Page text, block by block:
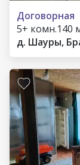
Договорная
5+ комн.140
д. Шауры,